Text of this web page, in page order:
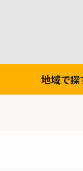
地域で探